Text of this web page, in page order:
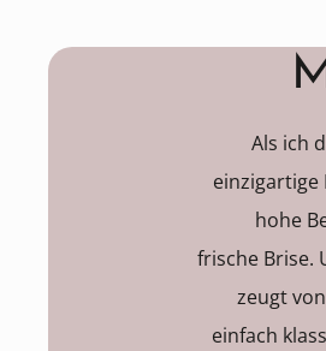
Als ich
einzigartige
hohe
frische Brise.
zeugt
einfach